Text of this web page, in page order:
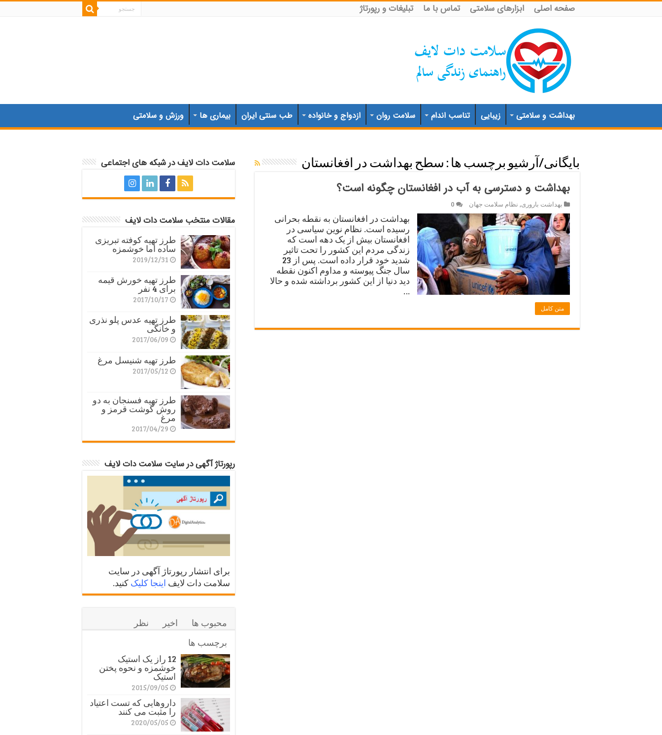
صفحه اصلی ابزارهای سلامتی تماس با ما تبلیغات و رپورتاژ
بهداشت و سلامتی زیبایی تناسب اندام سلامت روان ازدواج و خانواده طب سنتی ایران بیماری ها ورزش و سلامتی
بایگانی/آرشیو برچسب ها : سطح بهداشت در افغانستان
بهداشت و دسترسی به آب در افغانستان چگونه است؟
بهداشت باروری, نظام سلامت جهان 0
بهداشت در افغانستان به نقطه بحرانی
رسیده است. نظام نوین سیاسی در
افغانستان بیش از یک دهه است که
زندگی مردم این کشور را تحت تاثیر
شدید خود قرار داده است. پس از 23
سال جنگ پیوسته و مداوم اکنون نقطه
دید دنیا از این کشور برداشته شده و حالا
…
متن کامل
سلامت دات لایف در شبکه های اجتماعی
مقالات منتخب سلامت دات لایف
طرز تهیه کوفته تبریزی
ساده اما خوشمزه
2019/12/31
طرز تهیه خورش قیمه
برای 4 نفر
2017/10/17
طرز تهیه عدس پلو نذری
و خانگی
2017/06/09
طرز تهیه شنیسل مرغ
2017/05/12
طرز تهیه فسنجان به دو
روش گوشت قرمز و
مرغ
2017/04/29
رپورتاژ آگهی در سایت سلامت دات لایف
برای انتشار رپورتاژ آگهی در سایت
سلامت دات لایف اینجا کلیک کنید.
محبوب ها اخیر
نظر
برچسب ها
12 راز یک استیک
خوشمزه و نحوه پختن
استیک
2015/09/05
داروهایی که تست اعتیاد
را مثبت می کنند
2020/05/05